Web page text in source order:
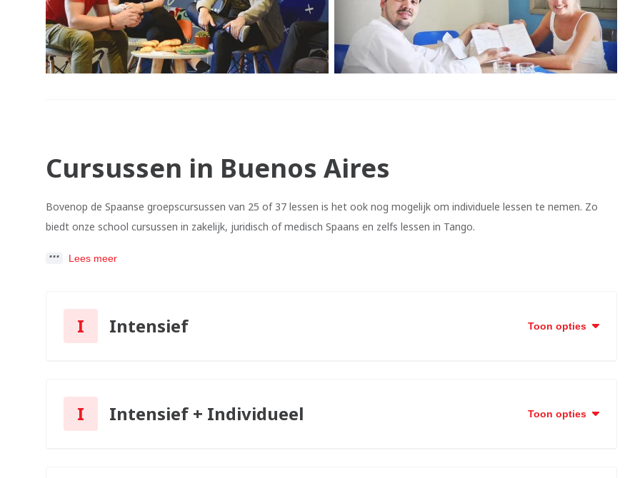
Cursussen in Buenos Aires
Bovenop de Spaanse groepscursussen van 25 of 37 lessen is het ook nog mogelijk om individuele lessen te nemen. Zo
biedt onze school cursussen in zakelijk, juridisch of medisch Spaans en zelfs lessen in Tango.
Lees meer
I Intensief Toon opties
I Intensief + Individueel Toon opties